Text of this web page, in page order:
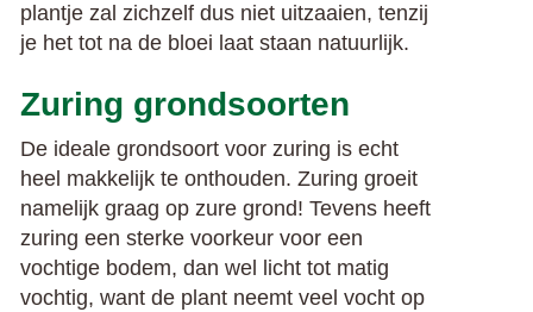
plantje zal zichzelf dus niet uitzaaien, tenzij
je het tot na de bloei laat staan natuurlijk.
Zuring grondsoorten
De ideale grondsoort voor zuring is echt
heel makkelijk te onthouden. Zuring groeit
namelijk graag op zure grond! Tevens heeft
zuring een sterke voorkeur voor een
vochtige bodem, dan wel licht tot matig
vochtig, want de plant neemt veel vocht op